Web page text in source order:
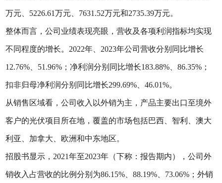
万元、5226.61万元、7631.52万元和2735.39万元。
整体而言，公司业绩表现亮眼，营收及各项利润指标均实现
不同程度的增长。2022年、2023年公司营收分别同比增长
12.76%、51.96%；净利润分别同比增长183.88%、86.35%；
扣非归母净利润分别同比增长299.69%、46.01%。
从销售区域看，公司收入以外销为主，产品主要出口至境外
客户的光伏项目所在地，覆盖的市场包括巴西、智利、澳大
利亚、加拿大、欧洲和中东地区。
招股书显示，2021年至2023年（下称：报告期内），公司外
销收入占营收的比例分别为86.15%、88.19%、73.06%；外销